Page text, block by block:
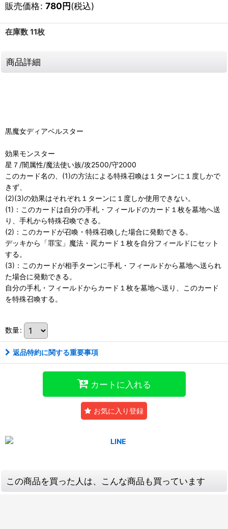
販売価格: 780円(税込)
在庫数 11枚
商品詳細
黒魔女ディアベルスター
効果モンスター
星７/闇属性/魔法使い族/攻2500/守2000
このカード名の、(1)の方法による特殊召喚は１ターンに１度しかで
きず、
(2)(3)の効果はそれぞれ１ターンに１度しか使用できない。
(1)：このカードは自分の手札・フィールドのカード１枚を墓地へ送
り、手札から特殊召喚できる。
(2)：このカードが召喚・特殊召喚した場合に発動できる。
デッキから「罪宝」魔法・罠カード１枚を自分フィールドにセット
する。
(3)：このカードが相手ターンに手札・フィールドから墓地へ送られ
た場合に発動できる。
自分の手札・フィールドからカード１枚を墓地へ送り、このカード
を特殊召喚する。
数量:
返品特約に関する重要事項
カートに入れる
お気に入り登録
この商品を買った人は、こんな商品も買っています